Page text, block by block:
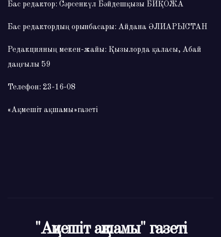
Бас редактор: Сәрсенкүл Бәйдешқызы БИҚОЖА
Бас редактордың орынбасары: Айдана ӘЛИАРЫСТАН
Редакцияның мекен-жайы: Қызылорда қаласы, Абай
даңғылы 59
Телефон: 23-16-08
«Ақмешіт ақшамы»газеті
"Ақмешіт ақшамы" газеті